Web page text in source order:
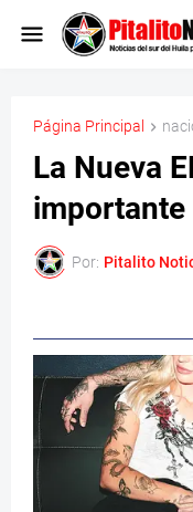
Página Principal
La Nueva
importante
Por: Pitalito